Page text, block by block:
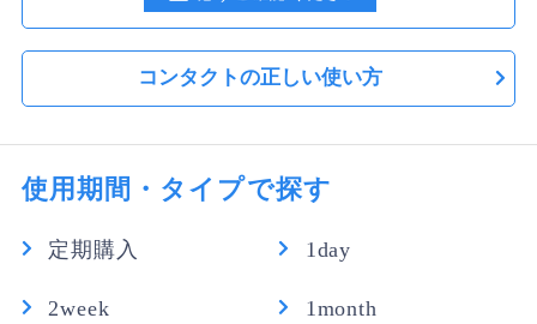
コンタクトの正しい使い方
使用期間・タイプで探す
定期購入 1day
2week 1month